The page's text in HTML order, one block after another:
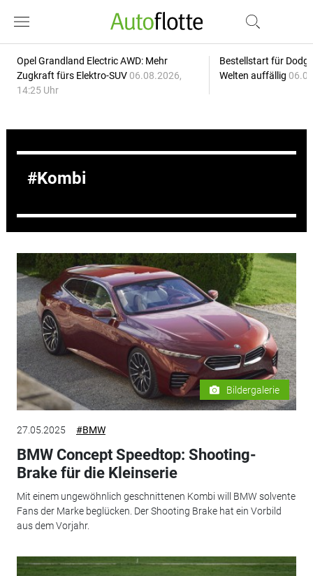
Opel Grandland Electric AWD: Mehr
Zugkraft fürs Elektro-SUV 06.08.2026,
14:25 Uhr
Bestellstart für
Welten auffällig
Kombi
Bildergalerie
27.05.2025 #BMW
BMW Concept Speedtop: Shooting-
Brake für die Kleinserie
Mit einem ungewöhnlich geschnittenen Kombi will BMW solvente
Fans der Marke beglücken. Der Shooting Brake hat ein Vorbild
aus dem Vorjahr.